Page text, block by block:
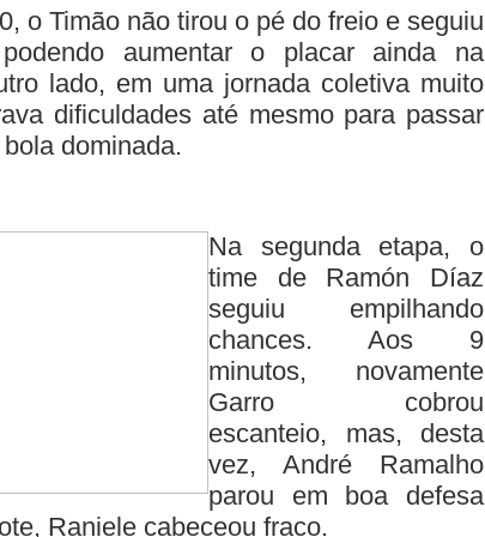
o Timão não tirou o pé do freio e seguiu
aumentar o placar ainda na
lado, em uma jornada coletiva muito
dificuldades até mesmo para passar
dominada.
Na segunda etapa, o
time de Ramón Díaz
seguiu empilhando
chances. Aos 9
minutos, novamente
Garro cobrou
escanteio, mas, desta
vez, André Ramalho
parou em boa defesa
Raniele cabeceou fraco.